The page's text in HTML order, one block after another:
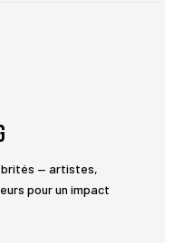
— artistes,
pour un impact